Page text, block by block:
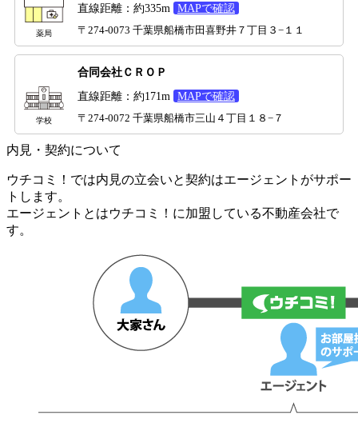
薬局
直線距離：約335m
MAPで確認
〒274-0073 千葉県船橋市田喜野井７丁目３−１１
学校
合同会社ＣＲＯＰ
直線距離：約171m
MAPで確認
〒274-0072 千葉県船橋市三山４丁目１８−７
内見・契約について
ウチコミ！では内見の立会いと契約はエージェントがサポー
トします。
エージェントとはウチコミ！に加盟している不動産会社で
す。